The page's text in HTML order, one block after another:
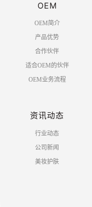
OEM
OEM简介
产品优势
合作伙伴
适合OEM的伙伴
OEM业务流程
资讯动态
行业动态
公司新闻
美妆护肤